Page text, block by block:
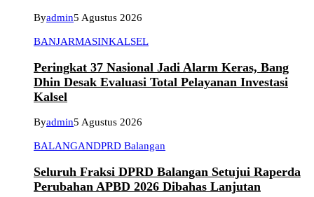
Byadmin5 Agustus 2026
BANJARMASINKALSEL
Peringkat 37 Nasional Jadi Alarm Keras, Bang
Dhin Desak Evaluasi Total Pelayanan Investasi
Kalsel
Byadmin5 Agustus 2026
BALANGANDPRD Balangan
Seluruh Fraksi DPRD Balangan Setujui Raperda
Perubahan APBD 2026 Dibahas Lanjutan